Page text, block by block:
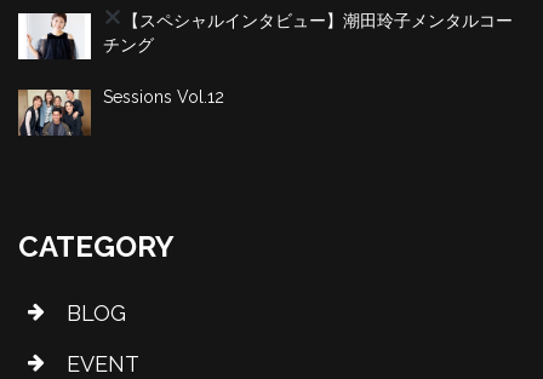
【スペシャルインタビュー】潮田玲子メンタルコー
チング
Sessions Vol.12
CATEGORY
BLOG
EVENT